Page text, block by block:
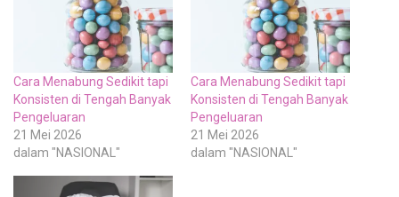
Cara Menabung Sedikit tapi
Konsisten di Tengah Banyak
Pengeluaran
21 Mei 2026
dalam "NASIONAL"
Cara Menabung Sedikit tapi
Konsisten di Tengah Banyak
Pengeluaran
21 Mei 2026
dalam "NASIONAL"